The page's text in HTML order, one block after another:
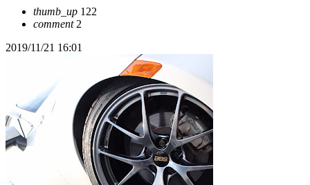
thumb_up 122
comment2
2019/11/21 16:01